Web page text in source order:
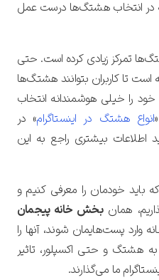
در انتخاب هشتگ‌ها درست عمل
تمرکز زیادی کرده است. حتی
تا کاربران بتوانند هشتگ‌ها
را خیلی هوشمندانه انتخاب
انواع هشتگ در اینستاگرام‌» در
اطلاعات بیشتری راجع به این
باید خودمان را معرفی کنیم و
همانبخش خانه پیجمان
وارد پست‌هایمان شوند، آنها را
هشتگ و حتی اکسپلور، تاثیر
ما می‌گذارند.